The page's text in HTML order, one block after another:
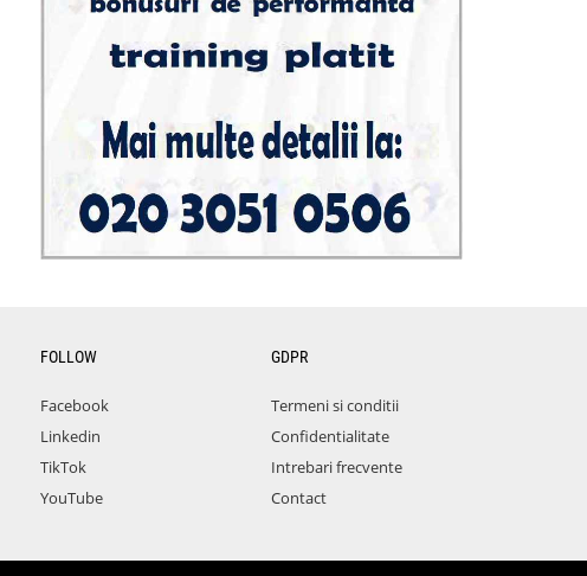
FOLLOW
Facebook
Linkedin
TikTok
YouTube
GDPR
Termeni si conditii
Confidentialitate
Intrebari frecvente
Contact